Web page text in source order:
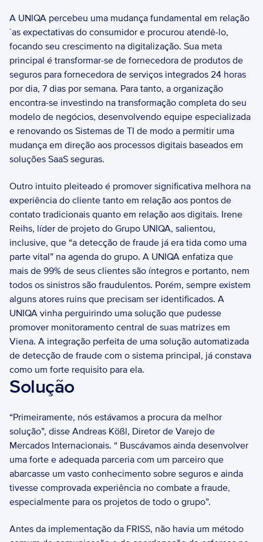
A UNIQA percebeu uma mudança fundamental em relação
`as expectativas do consumidor e procurou atendê-lo,
focando seu crescimento na digitalização. Sua meta
principal é transformar-se de fornecedora de produtos de
seguros para fornecedora de serviços integrados 24 horas
por dia, 7 dias por semana. Para tanto, a organização
encontra-se investindo na transformação completa do seu
modelo de negócios, desenvolvendo equipe especializada
e renovando os Sistemas de TI de modo a permitir uma
mudança em direção aos processos digitais baseados em
soluções SaaS seguras.
Outro intuito pleiteado é promover significativa melhora na
experiência do cliente tanto em relação aos pontos de
contato tradicionais quanto em relação aos digitais. Irene
Reihs, líder de projeto do Grupo UNIQA, salientou,
inclusive, que “a detecção de fraude já era tida como uma
parte vital” na agenda do grupo. A UNIQA enfatiza que
mais de 99% de seus clientes são íntegros e portanto, nem
todos os sinistros são fraudulentos. Porém, sempre existem
alguns atores ruins que precisam ser identificados. A
UNIQA vinha perguirindo uma solução que pudesse
promover monitoramento central de suas matrizes em
Viena. A integração perfeita de uma solução automatizada
de detecção de fraude com o sistema principal, já constava
como um forte requisito para ela.
Solução
“Primeiramente, nós estávamos a procura da melhor
solução”, disse Andreas Kößl, Diretor de Varejo de
Mercados Internacionais. “ Buscávamos ainda desenvolver
uma forte e adequada parceria com um parceiro que
abarcasse um vasto conhecimento sobre seguros e ainda
tivesse comprovada experiência no combate a fraude,
especialmente para os projetos de todo o grupo”.
Antes da implementação da FRISS, não havia um método